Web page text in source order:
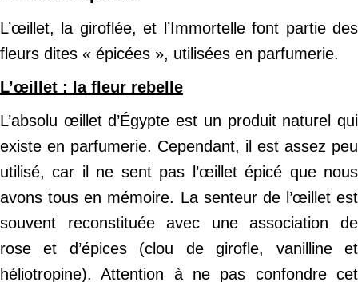
L’œillet, la giroflée, et l’Immortelle font partie des
fleurs dites « épicées », utilisées en parfumerie.
L’œillet : la fleur rebelle
L’absolu œillet d’Égypte est un produit naturel qui
existe en parfumerie. Cependant, il est assez peu
utilisé, car il ne sent pas l’œillet épicé que nous
avons tous en mémoire. La senteur de l’œillet est
souvent reconstituée avec une association de
rose et d’épices (clou de girofle, vanilline et
héliotropine). Attention à ne pas confondre cet